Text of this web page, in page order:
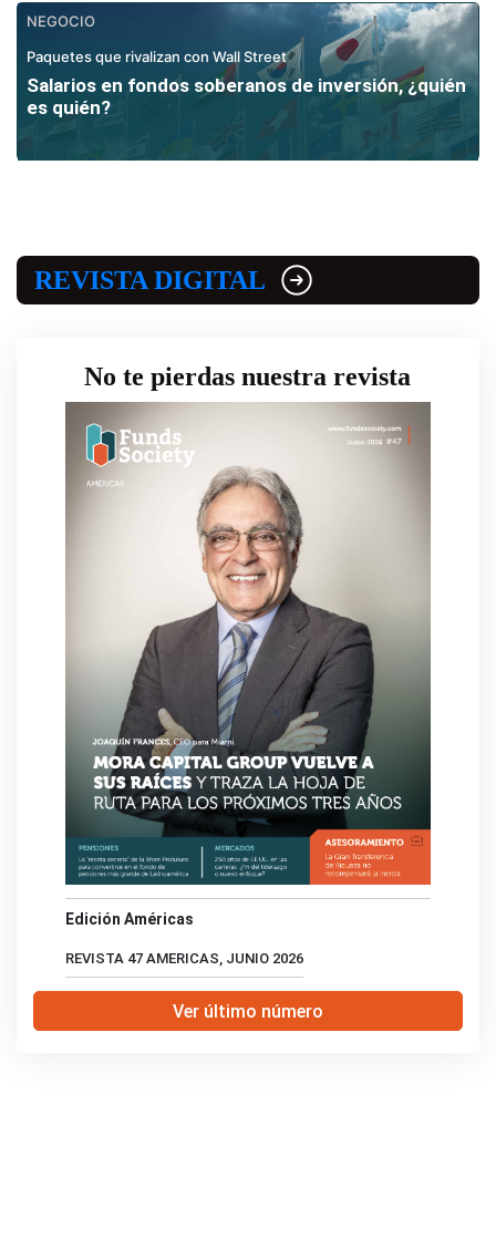
NEGOCIO
Paquetes que rivalizan con Wall Street
Salarios en fondos soberanos de inversión, ¿quién
es quién?
REVISTA DIGITAL
No te pierdas nuestra revista
Edición Américas
REVISTA 47 AMERICAS, JUNIO 2026
Ver último número